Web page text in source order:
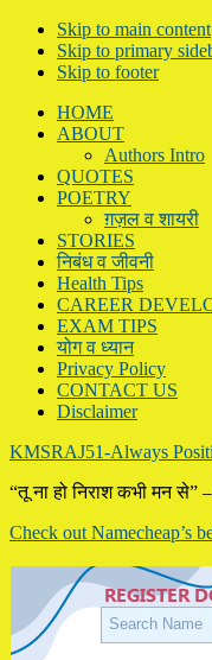
Skip to main content
Skip to primary
Skip to footer
HOME
ABOUT
Authors Intro
QUOTES
POETRY
ग़ज़ल व शायरी
STORIES
निबंध व जीवनी
Health Tips
CAREER
EXAM TIPS
योग व ध्यान
Privacy Policy
CONTACT US
Disclaimer
KMSRAJ51-Always
“तू ना हो निराश कभी मन
Check out Namecheap’s